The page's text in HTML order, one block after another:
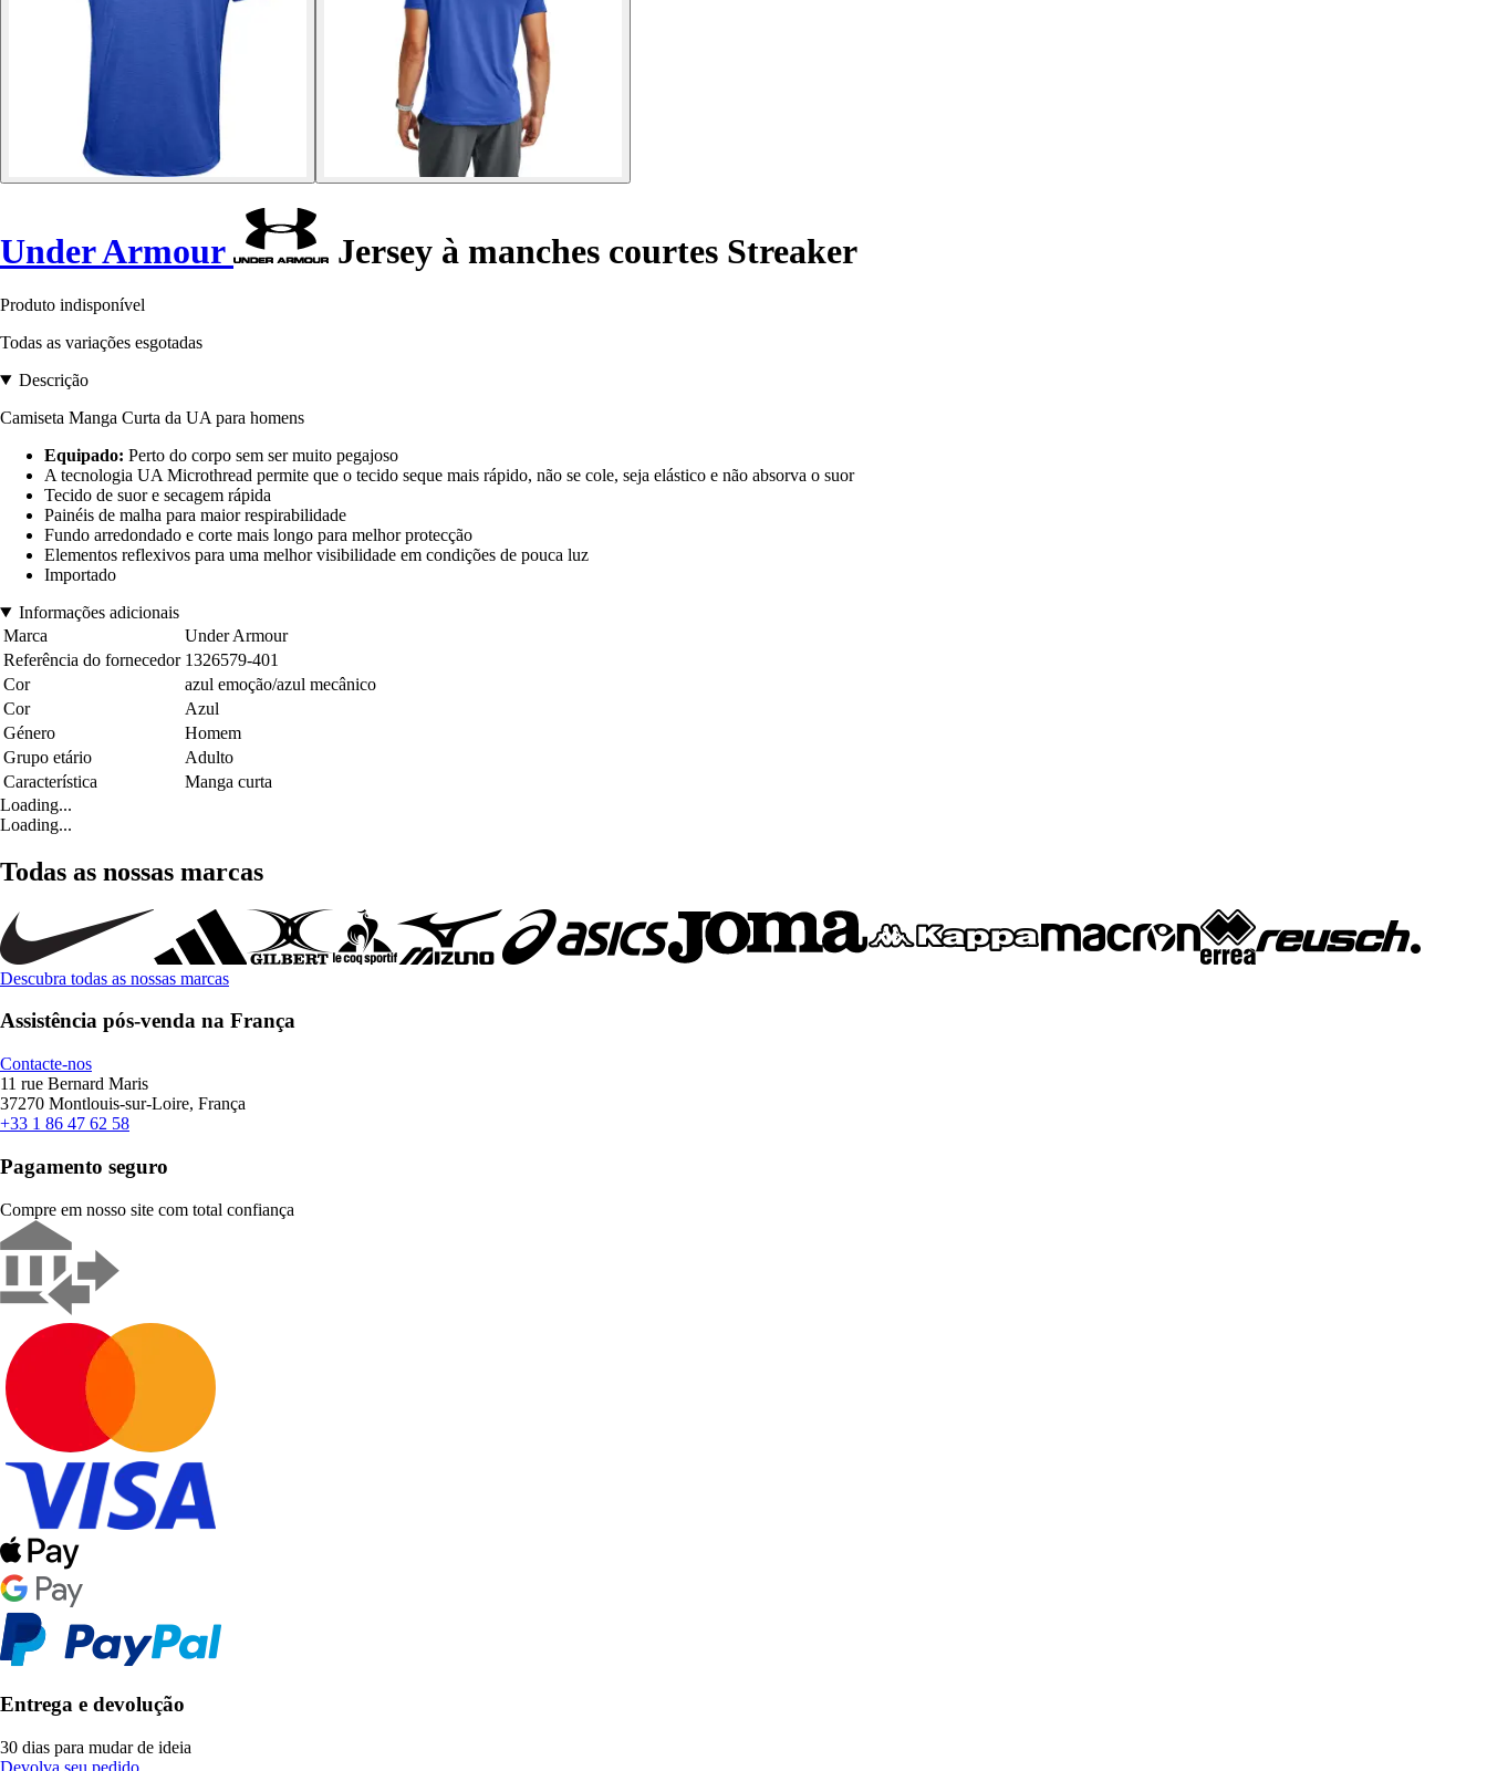
Under Armour Jersey à manches courtes Streaker
Produto indisponível
Todas as variações esgotadas
Descrição
Camiseta Manga Curta da UA para homens
Equipado: Perto do corpo sem ser muito pegajoso
A tecnologia UA Microthread permite que o tecido seque mais rápido, não se cole, seja elástico e não absorva o suor
Tecido de suor e secagem rápida
Painéis de malha para maior respirabilidade
Fundo arredondado e corte mais longo para melhor protecção
Elementos reflexivos para uma melhor visibilidade em condições de pouca luz
Importado
Informações adicionais
Marca
Under Armour
Referência do fornecedor 1326579-401
Cor
azul emoção/azul mecânico
Cor
Azul
Género
Homem
Grupo etário
Adulto
Característica
Manga curta
Loading...
Loading...
Todas as nossas marcas
Descubra todas as nossas marcas
Assistência pós-venda na França
Contacte-nos
11 rue Bernard Maris
37270 Montlouis-sur-Loire, França
+33 1 86 47 62 58
Pagamento seguro
Compre em nosso site com total confiança
Entrega e devolução
30 dias para mudar de ideia
Devolva seu pedido